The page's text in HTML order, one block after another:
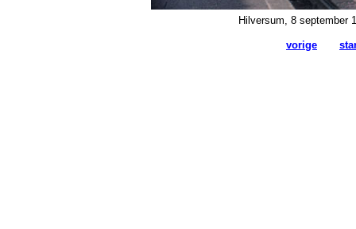
Hilversum, 8 september
vorige